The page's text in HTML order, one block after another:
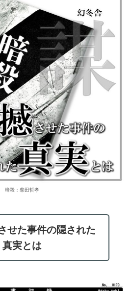
暗殺：柴田哲孝
せた事件の隠された
真実とは